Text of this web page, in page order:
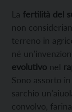
La fertilità del
non
terreno in
né
evolutivo nel
Sono assorto
sarchio
convolvo,